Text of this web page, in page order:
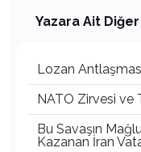
Yazara Ait
Lozan
NATO Zirvesi ve
Bu Savaşın
Kazanan İran